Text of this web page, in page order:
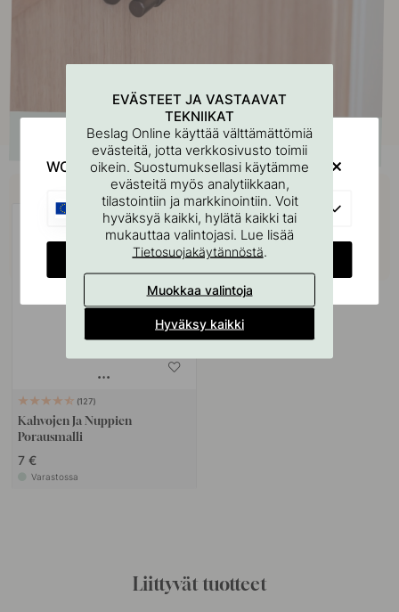
Osta yhdessä
127
Kahvojen Ja Nuppien
Porausmalli
7 €
Varastossa
Liittyvät tuotteet
EVÄSTEET JA VASTAAVAT
TEKNIIKAT
Beslag Online käyttää välttämättömiä
evästeitä, jotta verkkosivusto toimii
oikein. Suostumuksellasi käytämme
evästeitä myös analytiikkaan,
tilastointiin ja markkinointiin. Voit
hyväksyä kaikki, hylätä kaikki tai
mukauttaa valintojasi. Lue lisää
Tietosuojakäytännöstä.
Muokkaa valintoja
Hyväksy kaikki
WOULD YOU RATHER VISIT?
EU
CHANGE COUNTRY